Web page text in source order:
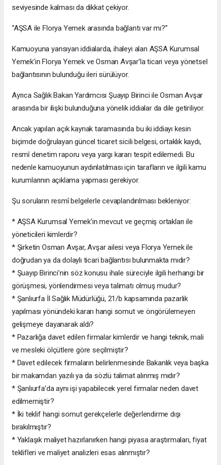
seviyesinde kalması da dikkat çekiyor.
“AŞSA ile Florya Yemek arasında bağlantı var mı?”
Kamuoyuna yansıyan iddialarda, ihaleyi alan AŞSA Kurumsal
Yemek’in Florya Yemek ve Osman Avşar’la ticari veya yönetsel
bağlantısının bulunduğu ileri sürülüyor.
Ayrıca Sağlık Bakan Yardımcısı Şuayıp Birinci ile Osman Avşar
arasında bir ilişki bulunduğuna yönelik iddialar da dile getiriliyor.
Ancak yapılan açık kaynak taramasında bu iki iddiayı kesin
biçimde doğrulayan güncel ticaret sicili belgesi, ortaklık kaydı,
resmî denetim raporu veya yargı kararı tespit edilemedi. Bu
nedenle kamuoyunun aydınlatılması için tarafların ve ilgili kamu
kurumlarının açıklama yapması gerekiyor.
Şu soruların resmî belgelerle cevaplandırılması bekleniyor:
* AŞSA Kurumsal Yemek’in mevcut ve geçmiş ortakları ile
yöneticileri kimlerdir?
* Şirketin Osman Avşar, Avşar ailesi veya Florya Yemek ile
doğrudan ya da dolaylı ticari bağlantısı bulunmakta mıdır?
* Şuayıp Birinci’nin söz konusu ihale süreciyle ilgili herhangi bir
görüşmesi, yönlendirmesi veya talimatı olmuş mudur?
* Şanlıurfa İl Sağlık Müdürlüğü, 21/b kapsamında pazarlık
yapılması yönündeki kararı hangi somut ve öngörülemeyen
gelişmeye dayanarak aldı?
* Pazarlığa davet edilen firmalar kimlerdir ve hangi teknik, mali
ve mesleki ölçütlere göre seçilmiştir?
* Davet edilecek firmaların belirlenmesinde Bakanlık veya başka
bir makamdan yazılı ya da sözlü talimat alınmış mıdır?
* Şanlıurfa’da aynı işi yapabilecek yerel firmalar neden davet
edilmemiştir?
* İki teklif hangi somut gerekçelerle değerlendirme dışı
bırakılmıştır?
* Yaklaşık maliyet hazırlanırken hangi piyasa araştırmaları, fiyat
teklifleri ve maliyet analizleri esas alınmıştır?